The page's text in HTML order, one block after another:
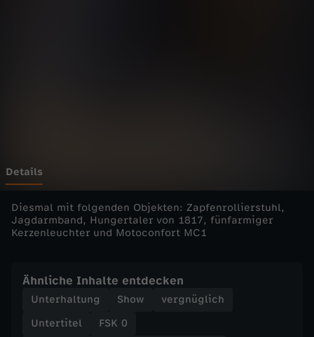
s
-
d
i
e
Details
Diesmal mit folgenden Objekten: Zapfenrollierstuhl,
Jagdarmband, Hungertaler von 1817, fünfarmiger
Kerzenleuchter und Motoconfort MC1
Ähnliche Inhalte entdecken
Unterhaltung Show
vergnüglich
Untertitel
FSK 0